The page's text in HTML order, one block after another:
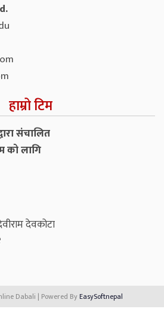
हाम्रो टिम
संचालित
को लागि
देवकोटा
Dabali | Powered ByEasySoftnepal